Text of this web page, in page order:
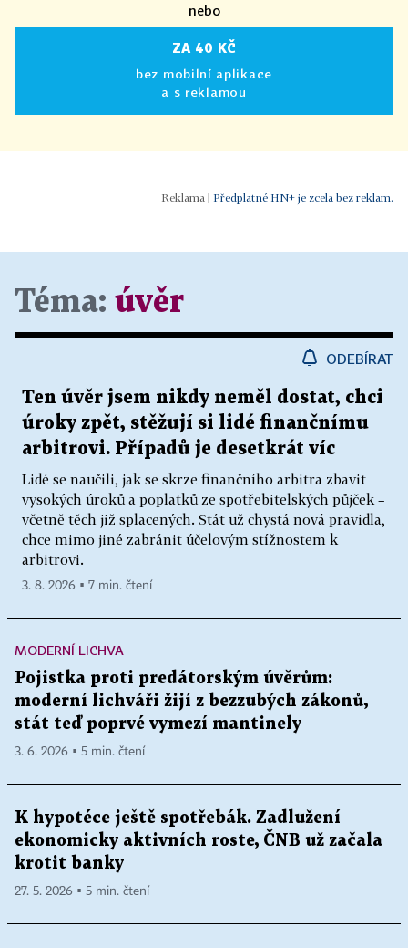
nebo
ZA 40 KČ
bez mobilní aplikace
a s reklamou
Předplatné HN+ je zcela bez reklam.
Téma: úvěr
ODEBÍRAT
Ten úvěr jsem nikdy neměl dostat, chci
úroky zpět, stěžují si lidé finančnímu
arbitrovi. Případů je desetkrát víc
Lidé se naučili, jak se skrze finančního arbitra zbavit
vysokých úroků a poplatků ze spotřebitelských půjček –
včetně těch již splacených. Stát už chystá nová pravidla,
chce mimo jiné zabránit účelovým stížnostem k
arbitrovi.
3. 8. 2026 ▪ 7 min. čtení
MODERNÍ LICHVA
Pojistka proti predátorským úvěrům:
moderní lichváři žijí z bezzubých zákonů,
stát teď poprvé vymezí mantinely
3. 6. 2026 ▪ 5 min. čtení
K hypotéce ještě spotřebák. Zadlužení
ekonomicky aktivních roste, ČNB už začala
krotit banky
27. 5. 2026 ▪ 5 min. čtení